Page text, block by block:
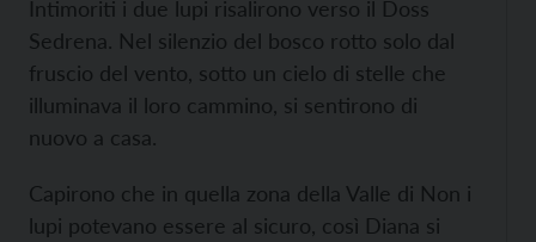
Intimoriti i due lupi risalirono verso il Doss
Sedrena. Nel silenzio del bosco rotto solo dal
fruscio del vento, sotto un cielo di stelle che
illuminava il loro cammino, si sentirono di
nuovo a casa.
Capirono che in quella zona della Valle di Non i
lupi potevano essere al sicuro, così Diana si